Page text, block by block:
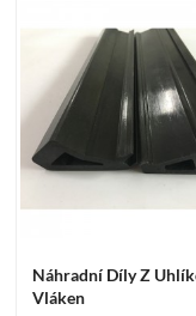
Náhradní Díly Z
Vláken